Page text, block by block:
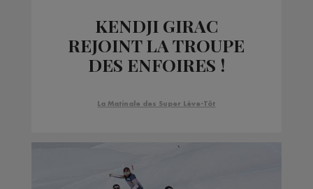
KENDJI GIRAC
REJOINT LA TROUPE
DES ENFOIRES !
La Matinale des Super Lève-Tôt